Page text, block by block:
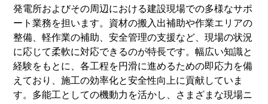
発電所およびその周辺における建設現場での多様なサポ
ート業務を担います。資材の搬入出補助や作業エリアの
整備、軽作業の補助、安全管理の支援など、現場の状況
に応じて柔軟に対応できるのが特長です。幅広い知識と
経験をもとに、各工程を円滑に進めるための即応力を備
えており、施工の効率化と安全性向上に貢献していま
す。多能工としての機動力を活かし、さまざまな現場ニ